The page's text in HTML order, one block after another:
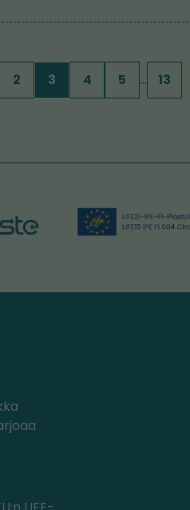
2 3 4 5 … 13